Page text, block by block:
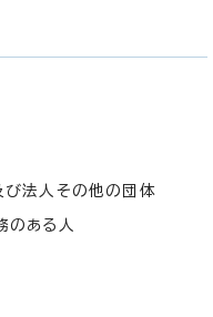
び法人その他の団体
のある人